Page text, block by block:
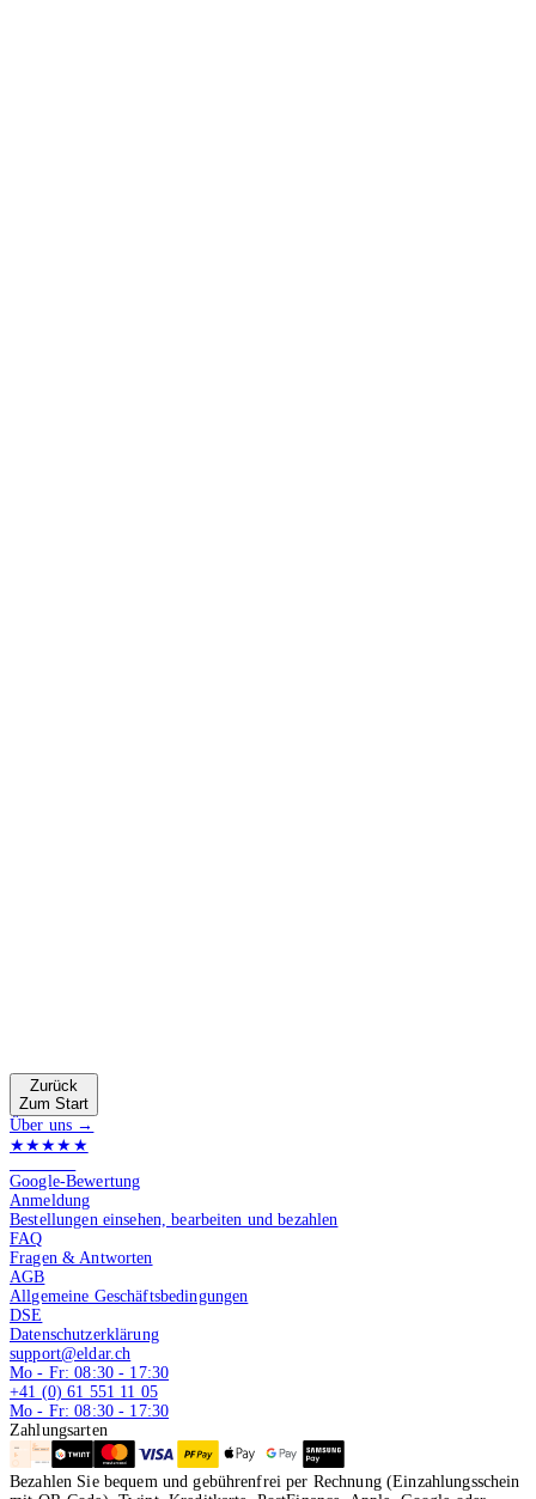
Zurück
Zum Start
Über uns →
★★★★★
Google-Bewertung
Anmeldung
Bestellungen einsehen, bearbeiten und bezahlen
FAQ
Fragen & Antworten
AGB
Allgemeine Geschäftsbedingungen
DSE
Datenschutzerklärung
support@eldar.ch
Mo - Fr: 08:30 - 17:30
+41 (0) 61 551 11 05
Mo - Fr: 08:30 - 17:30
Zahlungsarten
Bezahlen Sie bequem und gebührenfrei per Rechnung (Einzahlungsschein